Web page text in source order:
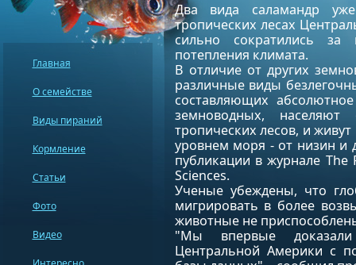
Два вида саламандр
тропических лесах
сильно сократились за
потепления климата.
В отличие от других
различные виды
составляющих
земноводных,
тропических лесов, и
уровнем моря - от низин и
публикации в журнале
Sciences.
Ученые убеждены, что
мигрировать в более
животные не
"Мы впервые
Центральной Америки с
Главная
О семействе
Виды пираний
Кормление
Статьи
Фото
Видео